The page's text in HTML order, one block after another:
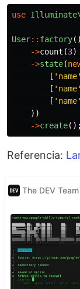
use
User:: factory()
->count (3)
->state(
[ 'name'
[ 'name'
[ 'name'
))
->create();
Referencia:
The DEV Team